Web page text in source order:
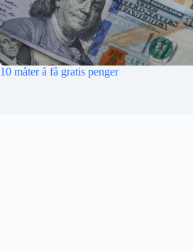
10 måter å få gratis penger